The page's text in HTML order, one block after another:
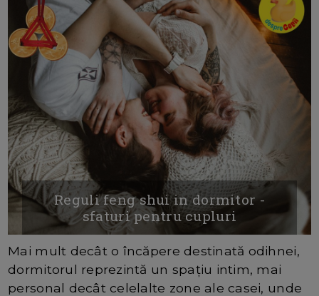
Reguli feng shui in dormitor -
sfaturi pentru cupluri
Mai mult decât o încăpere destinată odihnei,
dormitorul reprezintă un spațiu intim, mai
personal decât celelalte zone ale casei, unde